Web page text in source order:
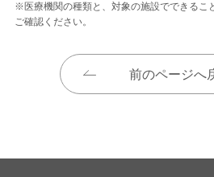
※医療機関の種類と、対象の施設でできるこ
ご確認ください。
前のページへ